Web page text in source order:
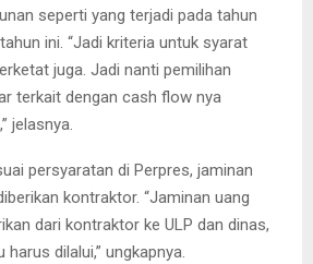
seperti yang terjadi pada tahun
ini. “Jadi kriteria untuk syarat
juga. Jadi nanti pemilihan
terkait dengan cash flow nya
jelasnya.
persyaratan di Perpres, jaminan
kontraktor. “Jaminan uang
dari kontraktor ke ULP dan dinas,
dilalui,” ungkapnya.